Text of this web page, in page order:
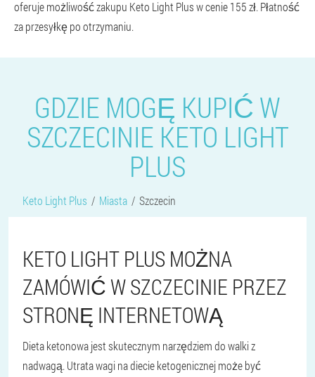
oferuje możliwość zakupu Keto Light Plus w cenie 155 zł. Płatność
za przesyłkę po otrzymaniu.
GDZIE MOGĘ KUPIĆ W
SZCZECINIE KETO LIGHT
PLUS
Keto Light Plus Miasta Szczecin
KETO LIGHT PLUS MOŻNA
ZAMÓWIĆ W SZCZECINIE PRZEZ
STRONĘ INTERNETOWĄ
Dieta ketonowa jest skutecznym narzędziem do walki z
nadwagą. Utrata wagi na diecie ketogenicznej może być